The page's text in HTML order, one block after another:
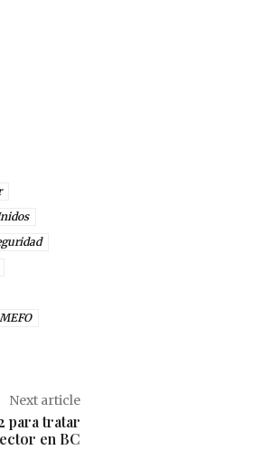
Next article
para tratar
en BC